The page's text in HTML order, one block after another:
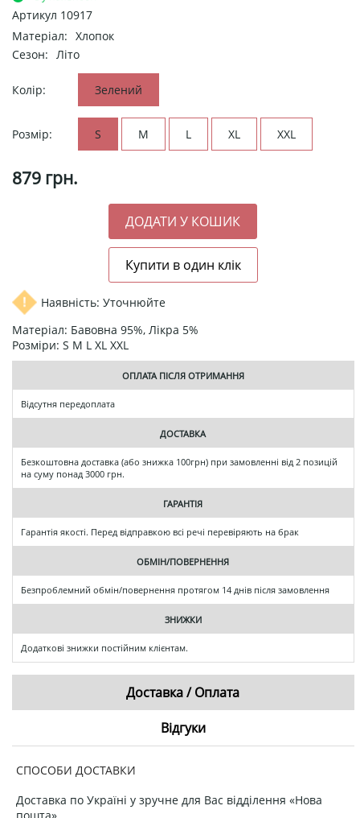
Артикул 10917
Матеріал: Хлопок
Сезон:
Літо
Колір: Зелений
Розмір: S M L XL XXL
879 грн.
Наявність: Уточнюйте
Матеріал: Бавовна 95%, Лікра 5%
Розміри: S M L XL XXL
ОПЛАТА ПІСЛЯ ОТРИМАННЯ
Відсутня передоплата
ДОСТАВКА
Безкоштовна доставка (або знижка 100грн) при замовленні від 2 позицій
на суму понад 3000 грн.
ГАРАНТІЯ
Гарантія якості. Перед відправкою всі речі перевіряють на брак
ОБМІН/ПОВЕРНЕННЯ
Безпроблемний обмін/повернення протягом 14 днів після замовлення
ЗНИЖКИ
Додаткові знижки постійним клієнтам.
Доставка / Оплата
Відгуки
СПОСОБИ ДОСТАВКИ
Доставка по Україні у зручне для Вас відділення «Нова
пошта».